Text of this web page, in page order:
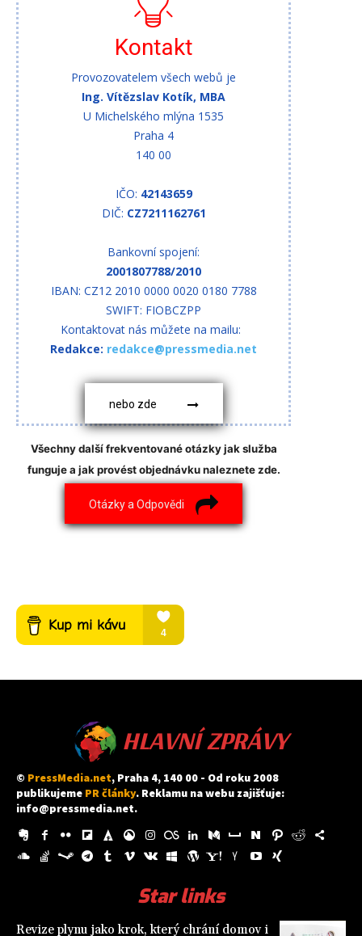
Kontakt
Provozovatelem všech webů je
Ing. Vítězslav Kotík, MBA
U Michelského mlýna 1535
Praha 4
140 00
IČO: 42143659
DIČ: CZ7211162761
Bankovní spojení:
2001807788/2010
IBAN: CZ12 2010 0000 0020 0180 7788
SWIFT: FIOBCZPP
Kontaktovat nás můžete na mailu:
Redakce: redakce@pressmedia.net
nebo zde
Všechny další frekventované otázky jak služba
funguje a jak provést objednávku naleznete zde.
Otázky a Odpovědi
HLAVNÍ ZPRÁVY
© PressMedia.net, Praha 4, 140 00 - Od roku 2008
publikujeme PR články. Reklamu na webu zajišťuje:
info@pressmedia.net.
Star links
Revize plynu jako krok, který chrání domov i